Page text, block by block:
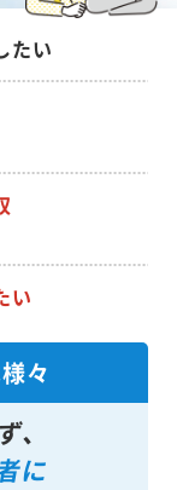
たい
い
々
、
に